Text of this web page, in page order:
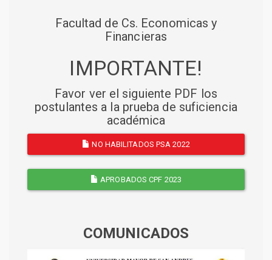
Facultad de Cs. Economicas y
Financieras
IMPORTANTE!
Favor ver el siguiente PDF los
postulantes a la prueba de suficiencia
académica
NO HABILITADOS PSA 2022
APROBADOS CPF 2023
COMUNICADOS